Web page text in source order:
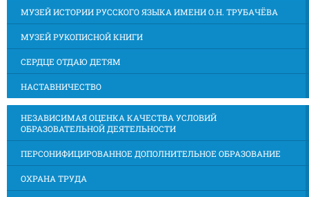
МУЗЕЙ ИСТОРИИ РУССКОГО ЯЗЫКА ИМЕНИ О.Н. ТРУБАЧЁВА
МУЗЕЙ РУКОПИСНОЙ КНИГИ
СЕРДЦЕ ОТДАЮ ДЕТЯМ
НАСТАВНИЧЕСТВО
НЕЗАВИСИМАЯ ОЦЕНКА КАЧЕСТВА УСЛОВИЙ
ОБРАЗОВАТЕЛЬНОЙ ДЕЯТЕЛЬНОСТИ
ПЕРСОНИФИЦИРОВАННОЕ ДОПОЛНИТЕЛЬНОЕ ОБРАЗОВАНИЕ
ОХРАНА ТРУДА